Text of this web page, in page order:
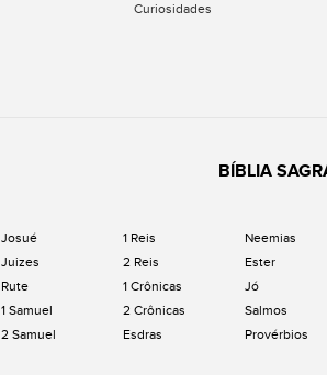
Curiosidades
BÍBLIA
Josué
Juizes
Rute
1 Samuel
2 Samuel
1 Reis
2 Reis
1 Crônicas
2 Crônicas
Esdras
Neemias
Ester
Jó
Salmos
Provérbios